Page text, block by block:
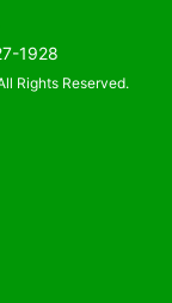
1928
Rights Reserved.